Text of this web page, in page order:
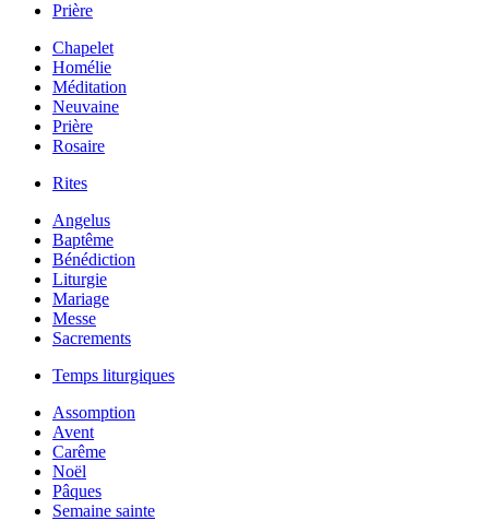
Prière
Chapelet
Homélie
Méditation
Neuvaine
Prière
Rosaire
Rites
Angelus
Baptême
Bénédiction
Liturgie
Mariage
Messe
Sacrements
Temps liturgiques
Assomption
Avent
Carême
Noël
Pâques
Semaine sainte